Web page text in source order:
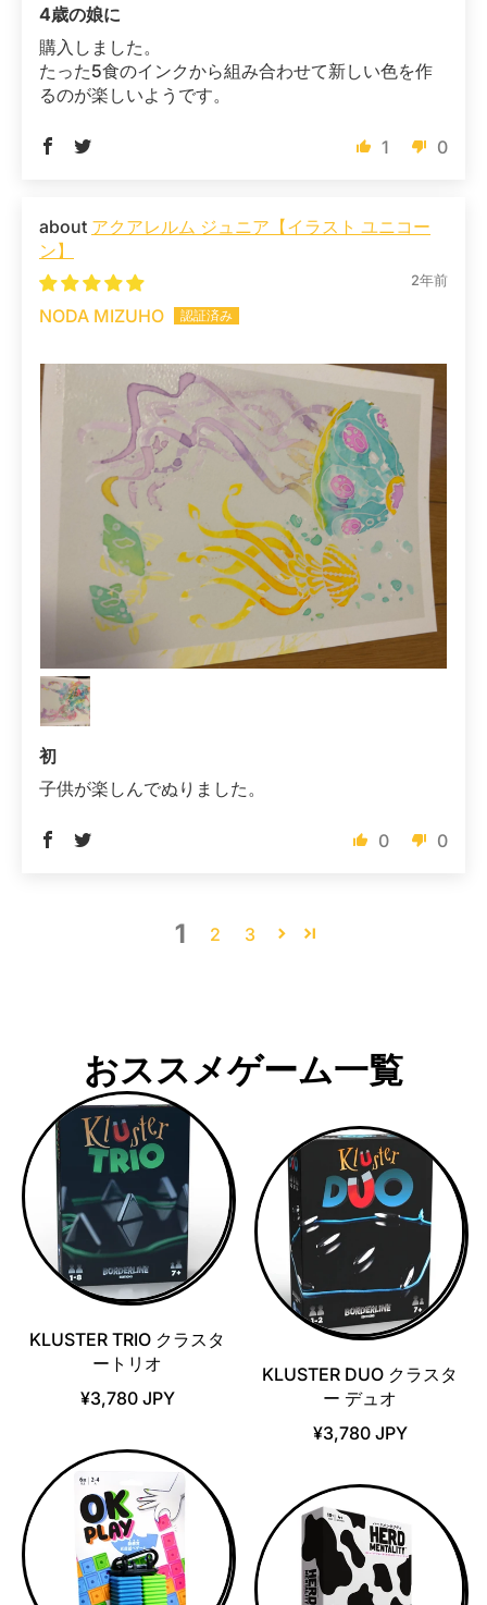
4歳の娘に
購入しました。
たった5食のインクから組み合わせて新しい色を作
るのが楽しいようです。
1 0
アクアレルム ジュニア【イラスト ユニコー
ン】
2年前
NODA MIZUHO
初
子供が楽しんでぬりました。
0 0
1 2 3
おススメゲーム一覧
KLUSTER TRIO クラスタ
ートリオ
¥3,780 JPY
KLUSTER DUO クラスタ
ー デュオ
¥3,780 JPY